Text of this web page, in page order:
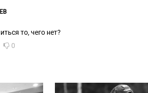
в этом противостоянии ОБЪЕДИНИТСЯ с
то, чего нет?
0